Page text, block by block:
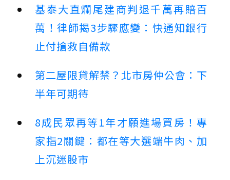
基泰大直爛尾建商判退千萬再賠百
萬！律師揭3步驟應變：快通知銀行
止付搶救自備款
第二屋限貸解禁？北市房仲公會：下
半年可期待
8成民眾再等1年才願進場買房！專
家指2關鍵：都在等大選端牛肉、加
上沉迷股市